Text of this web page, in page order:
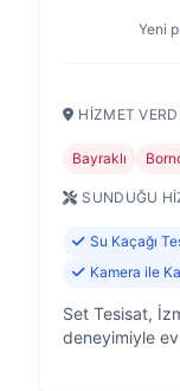
Yeni
HIZMET
Bayraklı
SUNDUĞU
Su Kaçağı
Kamera ile
Set Tesisat,
deneyimiyle